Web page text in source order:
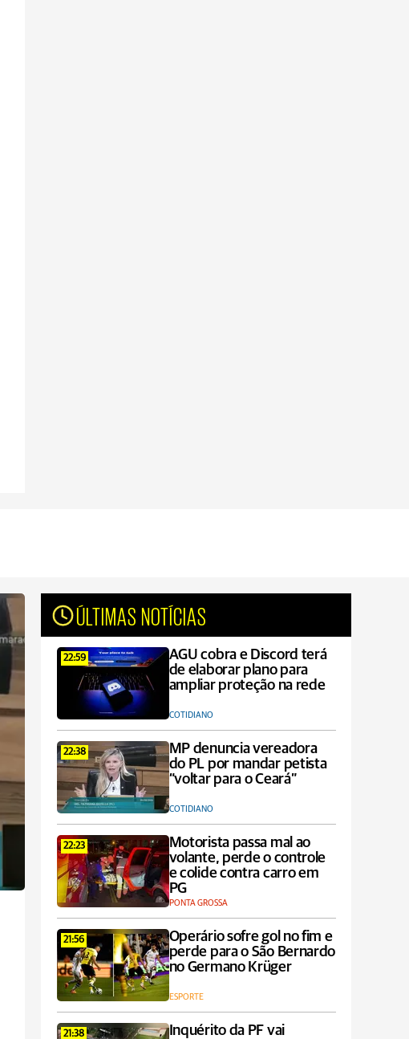
ÚLTIMAS NOTÍCIAS
22:59
AGU cobra e Discord terá
de elaborar plano para
ampliar proteção na rede
COTIDIANO
22:38
MP denuncia vereadora
do PL por mandar petista
“voltar para o Ceará”
COTIDIANO
22:23
Motorista passa mal ao
volante, perde o controle
e colide contra carro em
PG
PONTA GROSSA
21:56
Operário sofre gol no fim e
perde para o São Bernardo
no Germano Krüger
ESPORTE
21:38
Inquérito da PF vai